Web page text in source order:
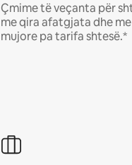
Çmime të veçanta për
me qira afatgjata dhe
mujore pa tarifa shtesë.*